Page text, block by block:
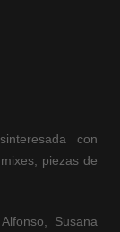
con
piezas de
Susana